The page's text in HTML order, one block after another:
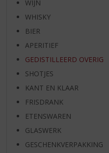
WIJN
WHISKY
BIER
APERITIEF
GEDISTILLEERD OVERIG
SHOTJES
KANT EN KLAAR
FRISDRANK
ETENSWAREN
GLASWERK
GESCHENKVERPAKKING